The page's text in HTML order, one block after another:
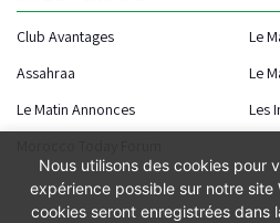
Club Avantages
Le
Assahraa
Le
Le Matin Annonces
Les
Nous utilisons des cookies pour
expérience possible sur notre site
cookies seront enregistrées dans